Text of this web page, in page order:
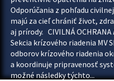
Odporúčania z pohľadu
majú za cieľ chrániť život,
aj prírody. CIVILNÁ OCHRANA
Sekcia krízového riadenia MV
odborov krízového riadenia
a koordinuje pripravenosť
možné následky týchto...